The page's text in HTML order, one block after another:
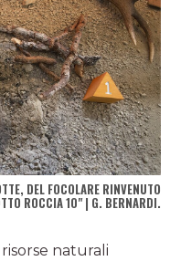
DEL FOCOLARE RINVENUTO
ROCCIA 10" | G. BERNARDI.
naturali